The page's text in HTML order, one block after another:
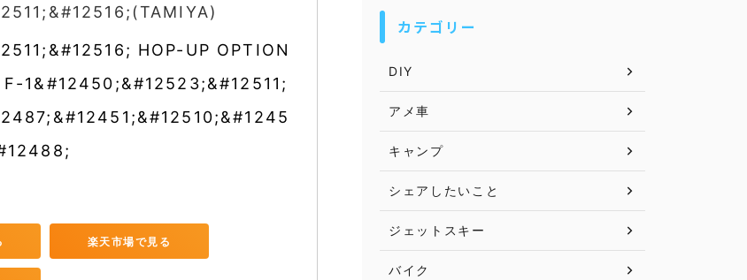
HOP-UP OPTION
F-1&#12450;&#12523;&#12511;
楽天市場で見る
カテゴリー
DIY
アメ車
キャンプ
シェアしたいこと
ジェットスキー
バイク